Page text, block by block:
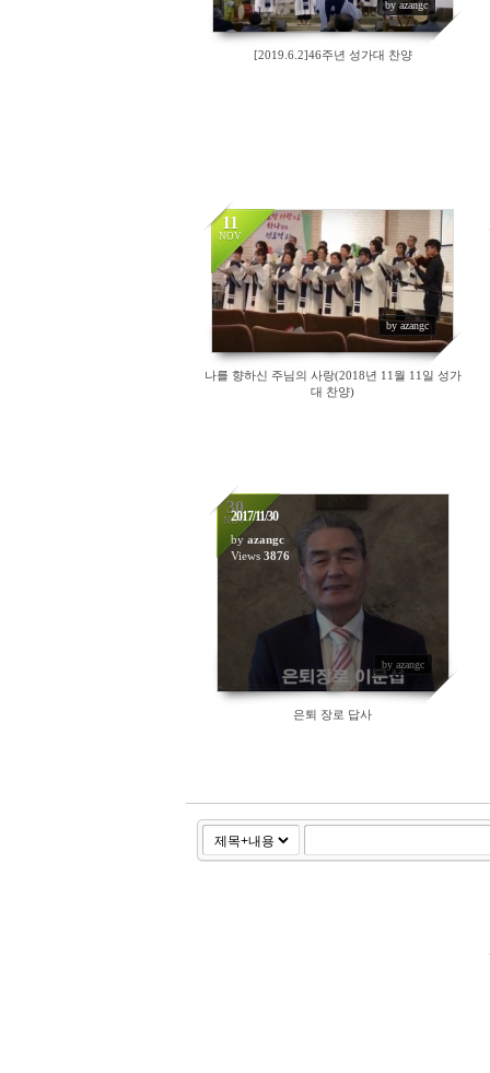
by azangc
[2019.6.2]46주년 성가대 찬양
11
NOV
by azangc
15694
나를 향하신 주님의 사랑(2018년 11월 11일 성가
대 찬양)
30
NOV
by azangc
2017/11/30
byazangc
Views3876
은퇴 장로 답사